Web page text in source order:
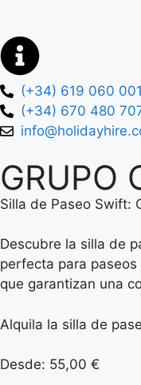
(+34) 619 060 001
(+34) 670 480
GRUPO
Silla de Paseo Swift:
Descubre la silla de
perfecta para
que garantizan una
Alquila la silla de
Desde: 55,00 €